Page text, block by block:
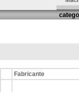
Fabricante